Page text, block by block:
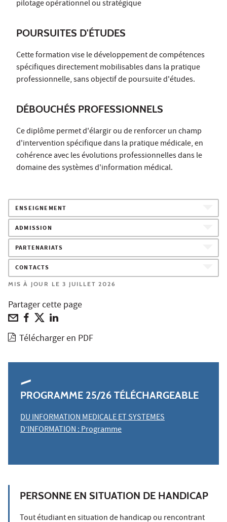
pilotage opérationnel ou stratégique
POURSUITES D'ÉTUDES
Cette formation vise le développement de compétences
spécifiques directement mobilisables dans la pratique
professionnelle, sans objectif de poursuite d'études.
DÉBOUCHÉS PROFESSIONNELS
Ce diplôme permet d'élargir ou de renforcer un champ
d'intervention spécifique dans la pratique médicale, en
cohérence avec les évolutions professionnelles dans le
domaine des systèmes d'information médical.
ENSEIGNEMENT
ADMISSION
PARTENARIATS
CONTACTS
MIS À JOUR LE 3 JUILLET 2026
Partager cette page
Télécharger en PDF
PROGRAMME 25/26 TÉLÉCHARGEABLE
DU INFORMATION MEDICALE ET SYSTEMES
D’INFORMATION : Programme
PERSONNE EN SITUATION DE HANDICAP
Tout étudiant en situation de handicap ou rencontrant